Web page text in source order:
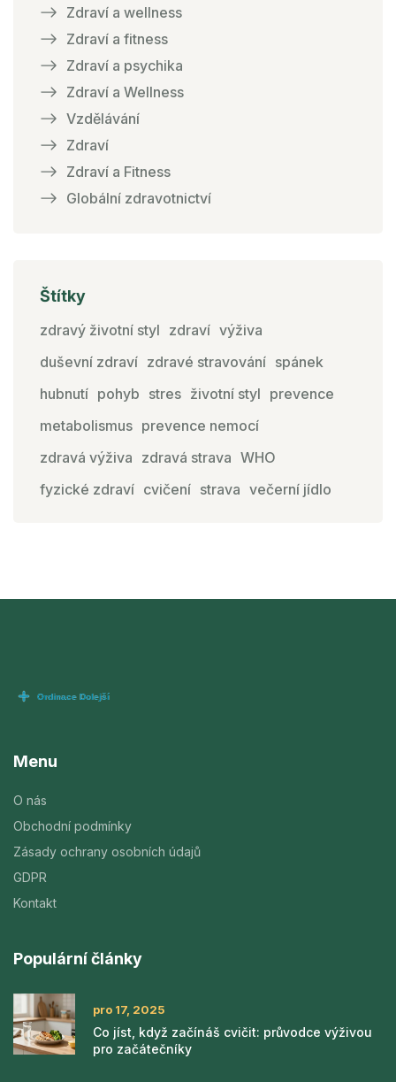
Zdraví a wellness
Zdraví a fitness
Zdraví a psychika
Zdraví a Wellness
Vzdělávání
Zdraví
Zdraví a Fitness
Globální zdravotnictví
Štítky
zdravý životní styl zdraví výživa
duševní zdraví zdravé stravování spánek
hubnutí pohyb stres životní styl prevence
metabolismus prevence nemocí
zdravá výživa zdravá strava WHO
fyzické zdraví cvičení strava večerní jídlo
Menu
O nás
Obchodní podmínky
Zásady ochrany osobních údajů
GDPR
Kontakt
Populární články
pro 17, 2025
Co jíst, když začínáš cvičit: průvodce výživou
pro začátečníky